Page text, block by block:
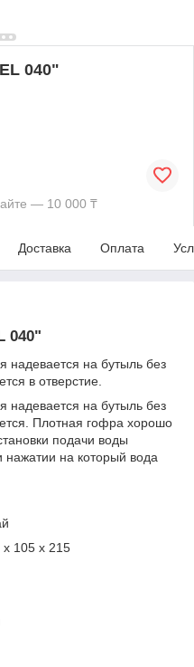
040"
— 10 000 ₸
Доставка Оплата
040"
надевается на бутыль без
в отверстие.
надевается на бутыль без
Плотная гофра хорошо
подачи воды
нажатии на который вода
105 х 215